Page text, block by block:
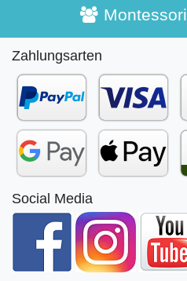
Zahlungsarten
Social Media